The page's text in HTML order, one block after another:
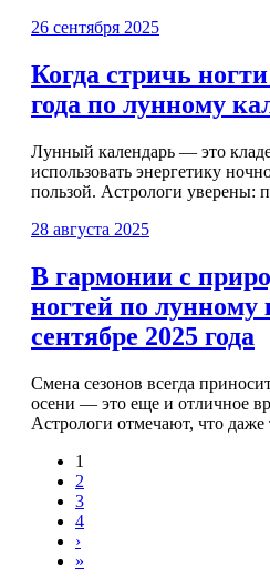
26 сентября 2025
Когда стричь
года по лунному
Лунный календарь — это
использовать энергетику
пользой. Астрологи уверены:
28 августа 2025
В гармонии с
ногтей по лунному
сентябре 2025 года
Смена сезонов всегда
осени — это еще и отличное
Астрологи отмечают, что даже
1
2
3
4
›
»